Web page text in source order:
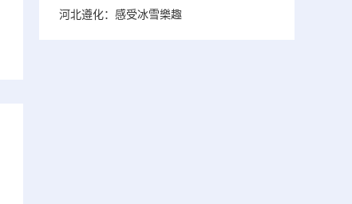
河北遵化：感受冰雪樂趣